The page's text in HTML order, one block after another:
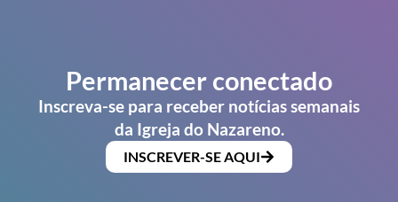
Permanecer conectado
Inscreva-se para receber notícias semanais
da Igreja do Nazareno.
INSCREVER-SE AQUI